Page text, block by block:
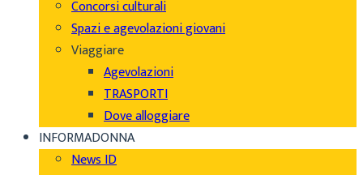
Concorsi culturali
Spazi e agevolazioni giovani
Viaggiare
Agevolazioni
TRASPORTI
Dove alloggiare
INFORMADONNA
News ID